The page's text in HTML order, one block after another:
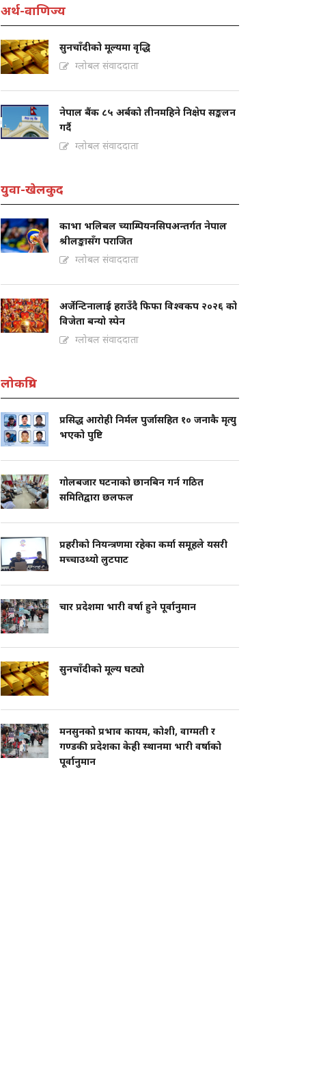
अर्थ-वाणिज्य
सुनचाँदीको मूल्यमा वृद्धि
ग्लोबल संवाददाता
नेपाल बैंक ८५ अर्बको तीनमहिने निक्षेप सङ्कलन
गर्दै
ग्लोबल संवाददाता
युवा-खेलकुद
काभा भलिबल च्याम्पियनसिपअन्तर्गत नेपाल
श्रीलङ्कासँग पराजित
ग्लोबल संवाददाता
अर्जेन्टिनालाई हराउँदै फिफा विश्वकप २०२६ को
विजेता बन्यो स्पेन
ग्लोबल संवाददाता
लोकप्रिय
प्रसिद्ध आरोही निर्मल पुर्जासहित १० जनाकै मृत्यु
भएको पुष्टि
गोलबजार घटनाको छानबिन गर्न गठित
समितिद्वारा छलफल
प्रहरीको नियन्त्रणमा रहेका कर्मा समूहले यसरी
मच्चाउथ्यो लुटपाट
चार प्रदेशमा भारी वर्षा हुने पूर्वानुमान
सुनचाँदीको मूल्य घट्यो
मनसुनको प्रभाव कायम, कोशी, वाग्मती र
गण्डकी प्रदेशका केही स्थानमा भारी वर्षाको
पूर्वानुमान